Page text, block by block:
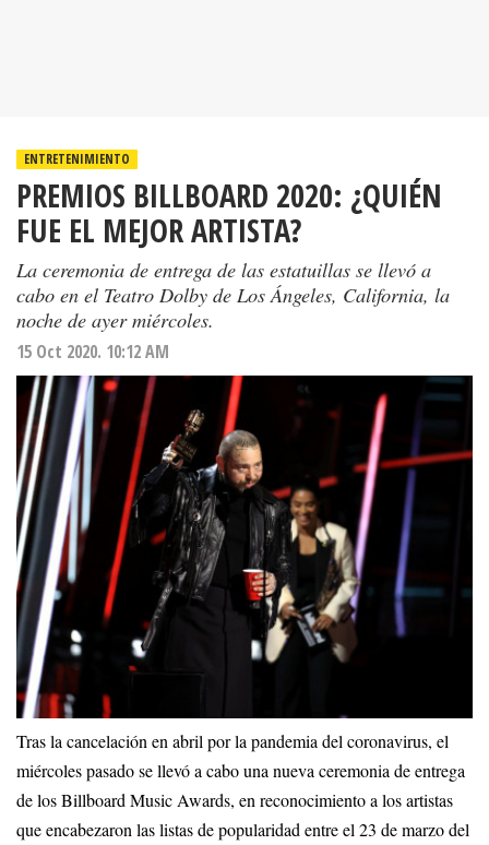
ENTRETENIMIENTO
PREMIOS BILLBOARD 2020: ¿QUIÉN
FUE EL MEJOR ARTISTA?
La ceremonia de entrega de las estatuillas se llevó a
cabo en el Teatro Dolby de Los Ángeles, California, la
noche de ayer miércoles.
15 Oct 2020. 10:12 AM
Tras la cancelación en abril por la pandemia del coronavirus, el
miércoles pasado se llevó a cabo una nueva ceremonia de entrega
de los Billboard Music Awards, en reconocimiento a los artistas
que encabezaron las listas de popularidad entre el 23 de marzo del